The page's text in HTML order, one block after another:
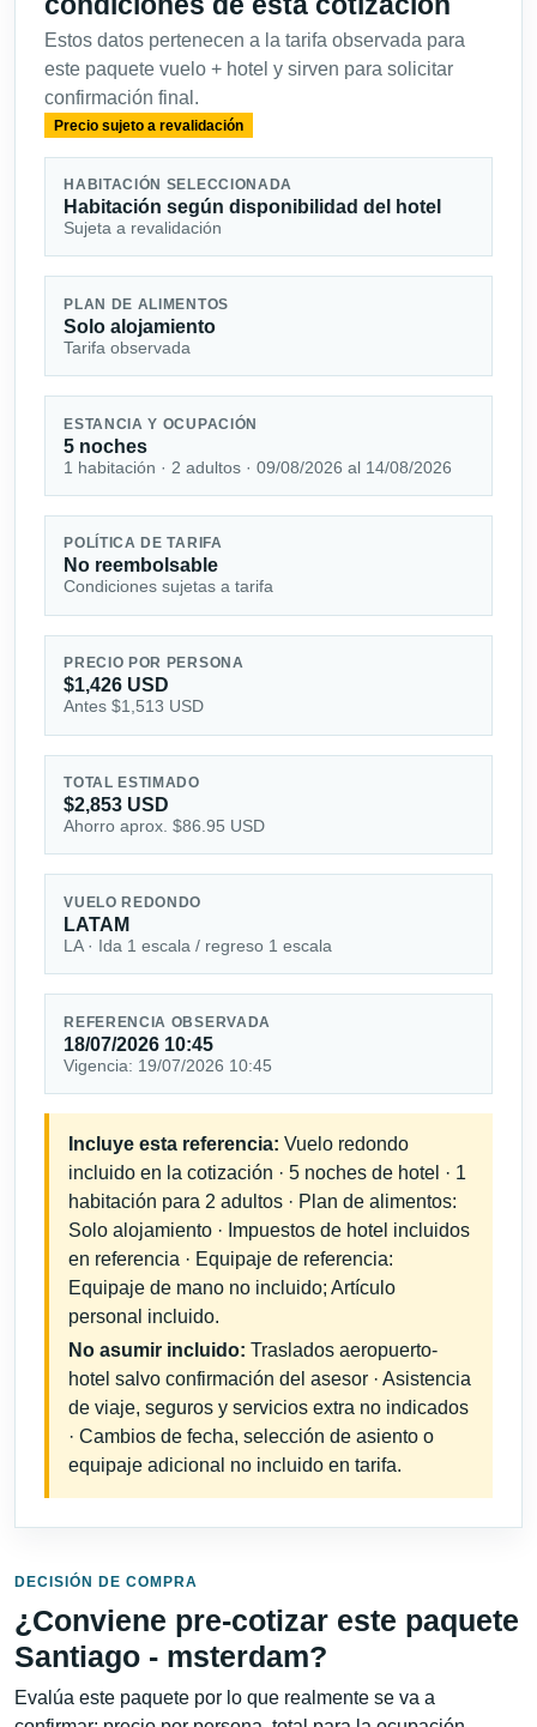
Estos datos pertenecen a la tarifa observada para
este paquete vuelo + hotel y sirven para solicitar
confirmación final.
Precio sujeto a revalidación
HABITACIÓN SELECCIONADA
Habitación según disponibilidad del hotel
Sujeta a revalidación
PLAN DE ALIMENTOS
Solo alojamiento
Tarifa observada
ESTANCIA Y OCUPACIÓN
5 noches
1 habitación · 2 adultos · 09/08/2026 al 14/08/2026
POLÍTICA DE TARIFA
No reembolsable
Condiciones sujetas a tarifa
PRECIO POR PERSONA
$1,426 USD
Antes $1,513 USD
TOTAL ESTIMADO
$2,853 USD
Ahorro aprox. $86.95 USD
VUELO REDONDO
LATAM
LA · Ida 1 escala / regreso 1 escala
REFERENCIA OBSERVADA
18/07/2026 10:45
Vigencia: 19/07/2026 10:45
Incluye esta referencia: Vuelo redondo
incluido en la cotización · 5 noches de hotel · 1
habitación para 2 adultos · Plan de alimentos:
Solo alojamiento · Impuestos de hotel incluidos
en referencia · Equipaje de referencia:
Equipaje de mano no incluido; Artículo
personal incluido.
No asumir incluido: Traslados aeropuerto-
hotel salvo confirmación del asesor · Asistencia
de viaje, seguros y servicios extra no indicados
· Cambios de fecha, selección de asiento o
equipaje adicional no incluido en tarifa.
DECISIÓN DE COMPRA
¿Conviene pre-cotizar este paquete
Santiago - msterdam?
Evalúa este paquete por lo que realmente se va a